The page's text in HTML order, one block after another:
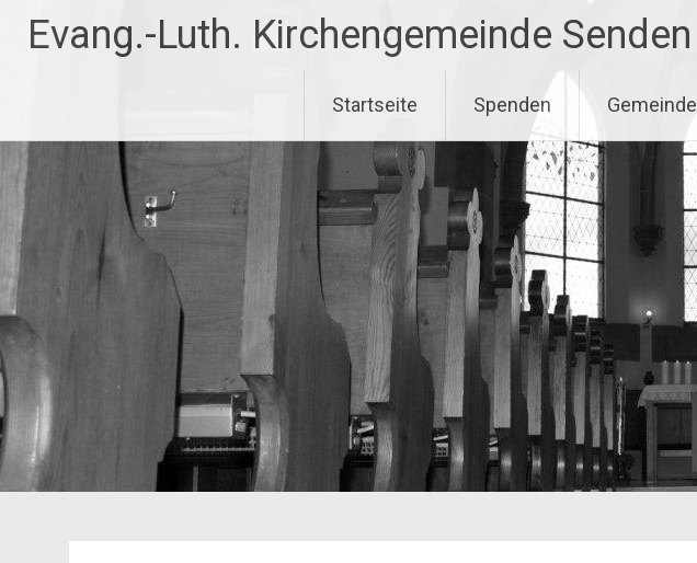
Evang.-Luth. Kirchengemeinde Senden
Startseite Spenden Gemeinde